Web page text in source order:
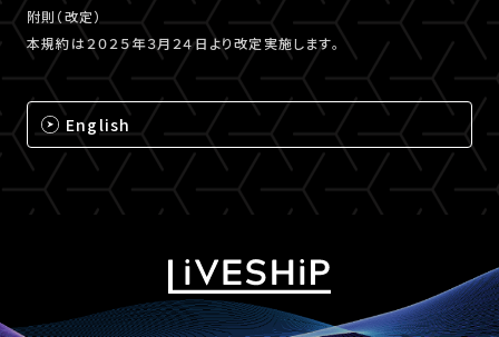
附則（改定）
本規約は２０２５年３月２４日より改定実施します。
English